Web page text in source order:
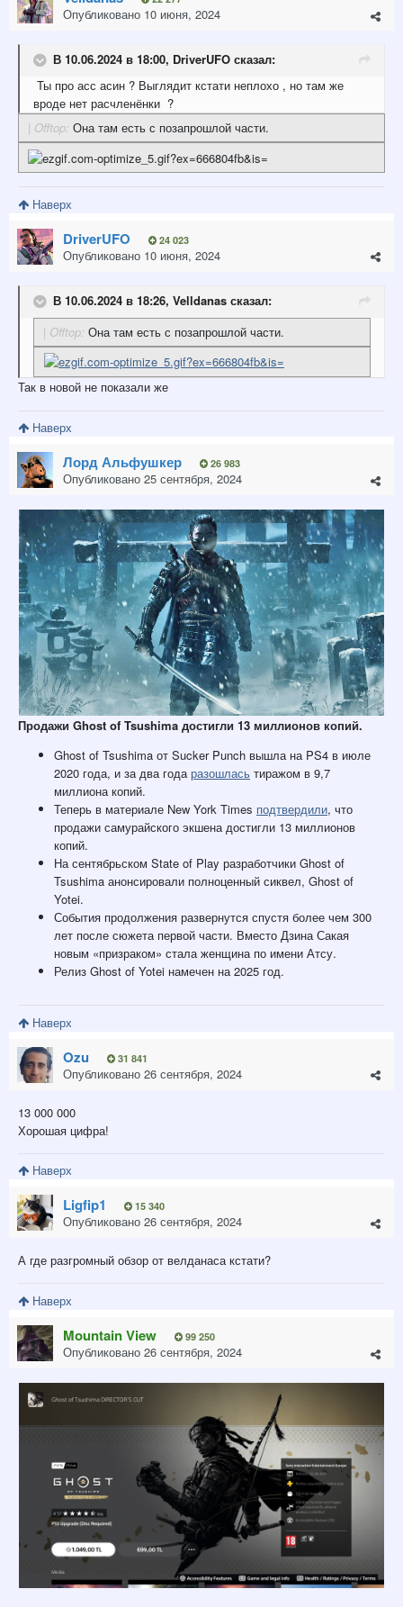
Опубликовано 10 июня, 2024
В 10.06.2024 в 18:00, DriverUFO сказал:
Ты про асс асин ? Выглядит кстати неплохо , но там же
вроде нет расчленёнки ?
| Offtop: Она там есть с позапрошлой части.
Наверх
DriverUFO 24 023
Опубликовано 10 июня, 2024
В 10.06.2024 в 18:26, Velldanas сказал:
| Offtop: Она там есть с позапрошлой части.
Так в новой не показали же
Наверх
Лорд Альфушкер 26 983
Опубликовано 25 сентября, 2024
Продажи Ghost of Tsushima достигли 13 миллионов копий.
Ghost of Tsushima от Sucker Punch вышла на PS4 в июле
2020 года, и за два года разошлась тиражом в 9,7
миллиона копий.
Теперь в материале New York Times подтвердили, что
продажи самурайского экшена достигли 13 миллионов
копий.
На сентябрьском State of Play разработчики Ghost of
Tsushima анонсировали полноценный сиквел, Ghost of
Yotei.
События продолжения развернутся спустя более чем 300
лет после сюжета первой части. Вместо Дзина Сакая
новым «призраком» стала женщина по имени Атсу.
Релиз Ghost of Yotei намечен на 2025 год.
Наверх
Ozu 31 841
Опубликовано 26 сентября, 2024
13 000 000
Хорошая цифра!
Наверх
Ligfip1 15 340
Опубликовано 26 сентября, 2024
А где разгромный обзор от велданаса кстати?
Наверх
Mountain View 99 250
Опубликовано 26 сентября, 2024